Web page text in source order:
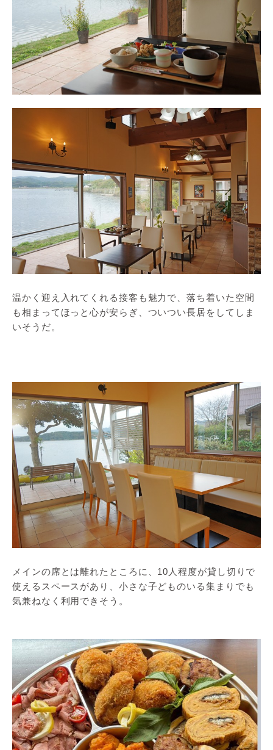
温かく迎え入れてくれる接客も魅力で、落ち着いた空間
も相まってほっと心が安らぎ、ついつい長居をしてしま
いそうだ。
メインの席とは離れたところに、10人程度が貸し切りで
使えるスペースがあり、小さな子どものいる集まりでも
気兼ねなく利用できそう。